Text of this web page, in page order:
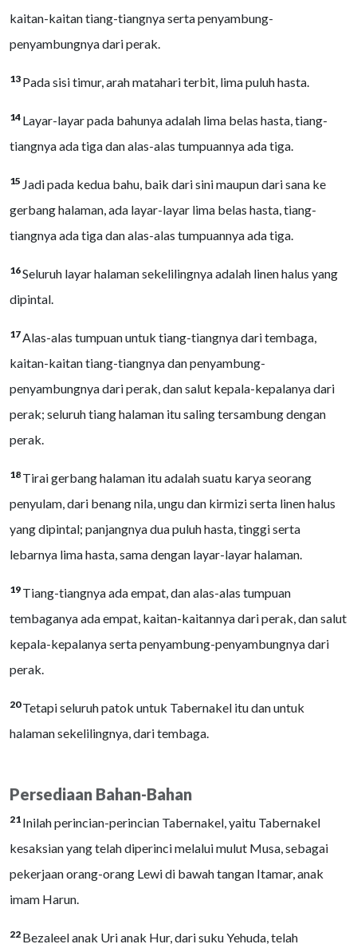
kaitan-kaitan tiang-tiangnya serta penyambung-
penyambungnya dari perak.
13 Pada sisi timur, arah matahari terbit, lima puluh hasta.
14 Layar-layar pada bahunya adalah lima belas hasta, tiang-
tiangnya ada tiga dan alas-alas tumpuannya ada tiga.
15 Jadi pada kedua bahu, baik dari sini maupun dari sana ke
gerbang halaman, ada layar-layar lima belas hasta, tiang-
tiangnya ada tiga dan alas-alas tumpuannya ada tiga.
16Seluruh layar halaman sekelilingnya adalah linen halus yang
dipintal.
17Alas-alas tumpuan untuk tiang-tiangnya dari tembaga,
kaitan-kaitan tiang-tiangnya dan penyambung-
penyambungnya dari perak, dan salut kepala-kepalanya dari
perak; seluruh tiang halaman itu saling tersambung dengan
perak.
18 Tirai gerbang halaman itu adalah suatu karya seorang
penyulam, dari benang nila, ungu dan kirmizi serta linen halus
yang dipintal; panjangnya dua puluh hasta, tinggi serta
lebarnya lima hasta, sama dengan layar-layar halaman.
19 Tiang-tiangnya ada empat, dan alas-alas tumpuan
tembaganya ada empat, kaitan-kaitannya dari perak, dan salut
kepala-kepalanya serta penyambung-penyambungnya dari
perak.
20Tetapi seluruh patok untuk Tabernakel itu dan untuk
halaman sekelilingnya, dari tembaga.
Persediaan Bahan-Bahan
21 Inilah perincian-perincian Tabernakel, yaitu Tabernakel
kesaksian yang telah diperinci melalui mulut Musa, sebagai
pekerjaan orang-orang Lewi di bawah tangan Itamar, anak
imam Harun.
22 Bezaleel anak Uri anak Hur, dari suku Yehuda, telah